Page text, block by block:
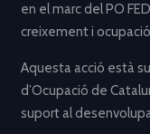
en el marc del PO
creixement i
Aquesta acció està
d’Ocupació de
suport al